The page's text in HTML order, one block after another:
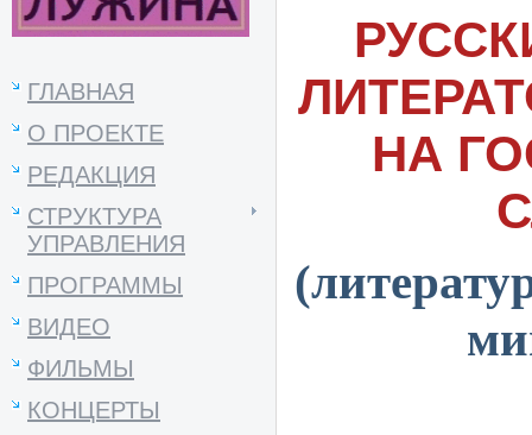
ГЛАВНАЯ
О ПРОЕКТЕ
РЕДАКЦИЯ
СТРУКТУРА
УПРАВЛЕНИЯ
ПРОГРАММЫ
ВИДЕО
ФИЛЬМЫ
КОНЦЕРТЫ
НА